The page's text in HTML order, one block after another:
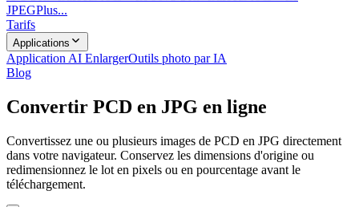
JPEGPlus...
Tarifs
Applications
Application AI EnlargerOutils photo par IA
Blog
Convertir PCD en JPG en ligne
Convertissez une ou plusieurs images de PCD en JPG directement
dans votre navigateur. Conservez les dimensions d'origine ou
redimensionnez le lot en pixels ou en pourcentage avant le
téléchargement.